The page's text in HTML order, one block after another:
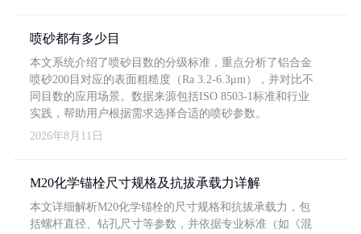
喷砂都有多少目
本文系统介绍了喷砂目数的分级标准，重点分析了铝合金
喷砂200目对应的表面粗糙度（Ra 3.2-6.3μm），并对比不
同目数的应用场景。数据来源包括ISO 8503-1标准和行业
实践，帮助用户根据需求选择合适的喷砂参数。
2026年8月11日
M20化学锚栓尺寸规格及抗拔承载力详解
本文详细解析M20化学锚栓的尺寸规格和抗拔承载力，包
括螺杆直径、钻孔尺寸等参数，并依据专业标准（如《混